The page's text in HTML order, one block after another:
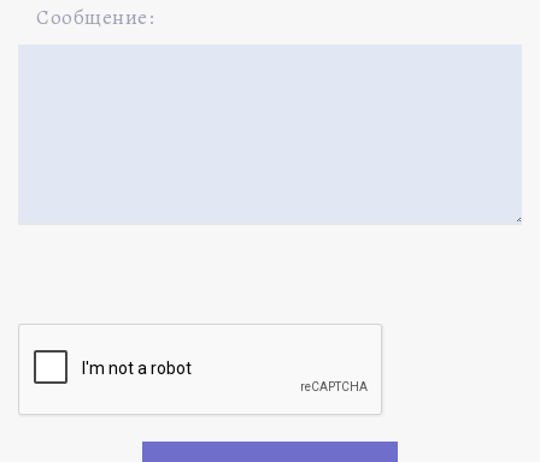
Сообщение: